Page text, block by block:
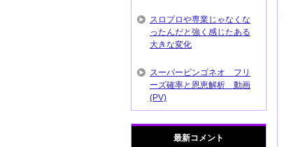
スロプロや専業じゃなくな
ったんだと強く感じたある
大きな変化
スーパービンゴネオ フリ
ーズ確率と恩恵解析 動画
(PV)
最新コメント